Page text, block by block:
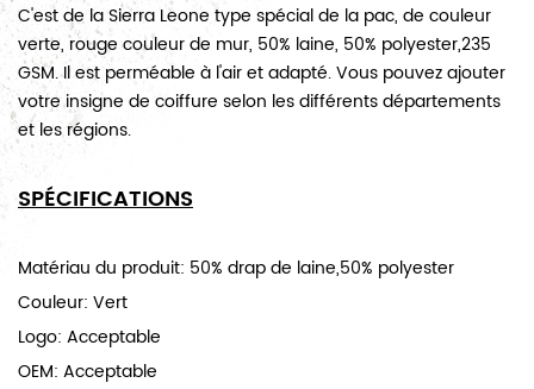
C'est de la Sierra Leone type spécial de la pac, de couleur
verte, rouge couleur de mur, 50% laine, 50% polyester,235
GSM. Il est perméable à l'air et adapté. Vous pouvez ajouter
votre insigne de coiffure selon les différents départements
et les régions.
SPÉCIFICATIONS
Matériau du produit: 50% drap de laine,50% polyester
Couleur: Vert
Logo: Acceptable
OEM: Acceptable